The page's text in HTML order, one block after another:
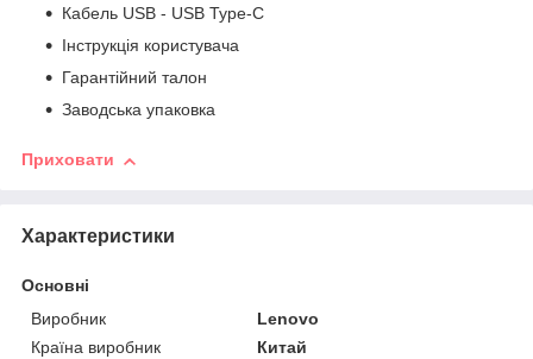
Кабель USB - USB Type-C
Інструкція користувача
Гарантійний талон
Заводська упаковка
Приховати
Характеристики
Основні
Виробник
Lenovo
Країна виробник
Китай